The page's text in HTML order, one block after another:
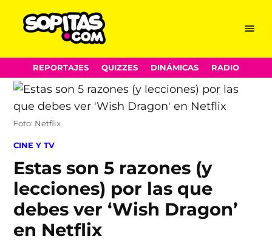
Skip
to
content
Menu
REPORTAJES QUIZZES DINÁMICAS RADIO
Foto: Netflix
POSTED
CINE Y TV
Estas son 5 razones (y
lecciones) por las que
debes ver ‘Wish Dragon’
en Netflix